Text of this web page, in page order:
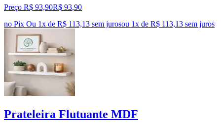
Preço R$ 93,90R$ 93,90
no Pix Ou 1x de R$ 113,13 sem jurosou 1x de R$ 113,13 sem juros
Prateleira Flutuante MDF